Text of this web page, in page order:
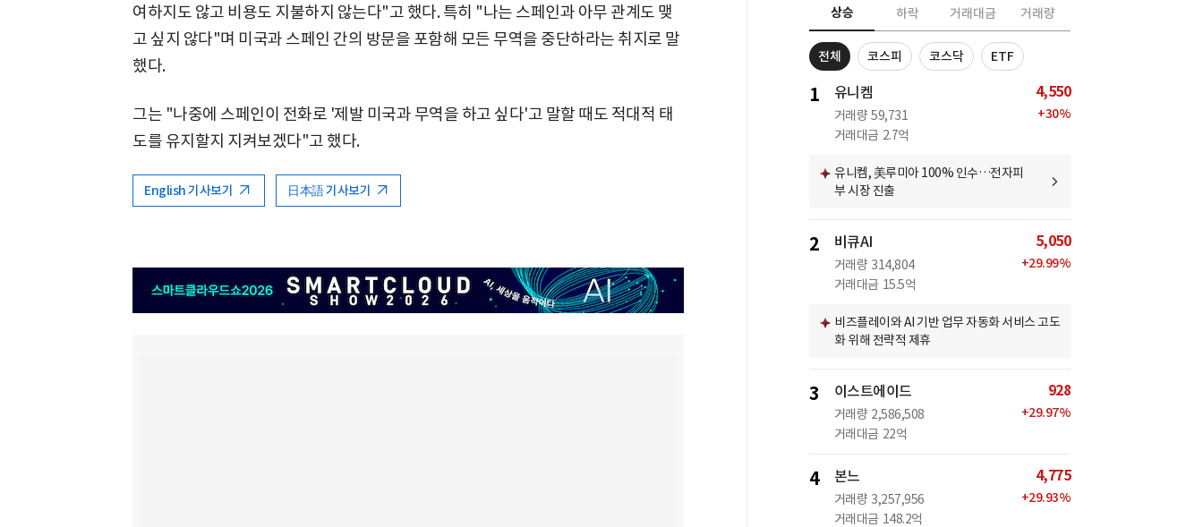
여하지도 않고 비용도 지불하지 않는다"고 했다. 특히 "나는 스페인과 아무 관계도 맺
고 싶지 않다"며 미국과 스페인 간의 방문을 포함해 모든 무역을 중단하라는 취지로 말
했다.
그는 "나중에 스페인이 전화로 '제발 미국과 무역을 하고 싶다'고 말할 때도 적대적 태
도를 유지할지 지켜보겠다"고 했다.
English 기사보기 日本語 기사보기
상승 하락 거래대금 거래량
전체 코스피 코스닥 ETF
1 유니켐
거래량 59,731
거래대금 2.7억
4,550
+30%
유니켐, 美루미아 100% 인수…전자피
부 시장 진출
2 비큐AI
거래량 314,804
거래대금 15.5억
5,050
+29.99%
비즈플레이와 AI 기반 업무 자동화 서비스 고도
화 위해 전략적 제휴
3 이스트에이드
거래량 2,586,508
거래대금 22억
928
+29.97%
4 본느
거래량 3,257,956
거래대금 148.2억
4,775
+29.93%